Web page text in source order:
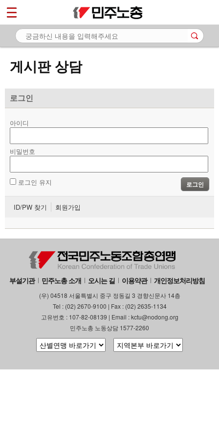
게시판 상담
로그인
아이디
비밀번호
로그인 유지 로그인
ID/PW 찾기 회원가입
부설기관 민주노총 소개 오시는 길 이용약관 개인정보처리방침
(우) 04518 서울특별시 중구 정동길 3 경향신문사 14층
Tel : (02) 2670-9100 | Fax : (02) 2635-1134
고유번호 : 107-82-08139 | Email : kctu@nodong.org
민주노총 노동상담 1577-2260
마이페이지
소개
노동상담
- 게시판 상담
- 바로보기
- 찾아보기
- 전국 노동상담소 안내
자료
부설기관